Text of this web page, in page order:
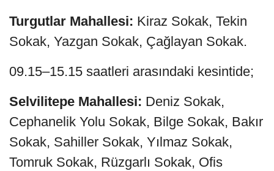
Turgutlar Mahallesi: Kiraz Sokak, Tekin
Sokak, Yazgan Sokak, Çağlayan Sokak.
09.15–15.15 saatleri arasındaki kesintide;
Selvilitepe Mahallesi: Deniz Sokak,
Cephanelik Yolu Sokak, Bilge Sokak, Bakır
Sokak, Sahiller Sokak, Yılmaz Sokak,
Tomruk Sokak, Rüzgarlı Sokak, Ofis